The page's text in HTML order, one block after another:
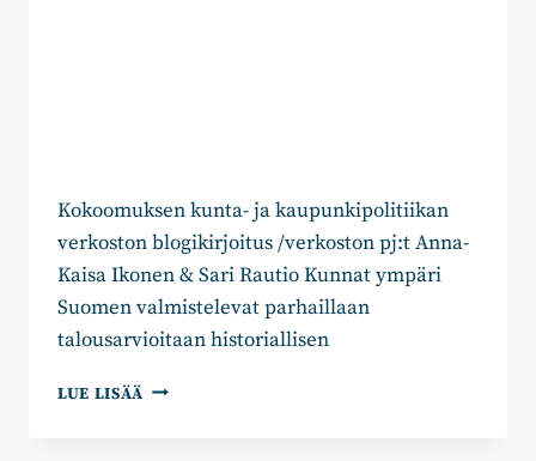
Kokoomuksen kunta- ja kaupunkipolitiikan
verkoston blogikirjoitus /verkoston pj:t Anna-
Kaisa Ikonen & Sari Rautio Kunnat ympäri
Suomen valmistelevat parhaillaan
talousarvioitaan historiallisen
LUE LISÄÄ KUNTIEN